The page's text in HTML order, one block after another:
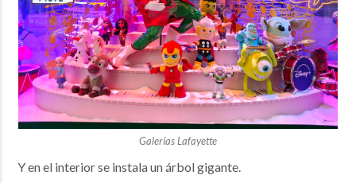
Galerías Lafayette
Y en el interior se instala un árbol gigante.